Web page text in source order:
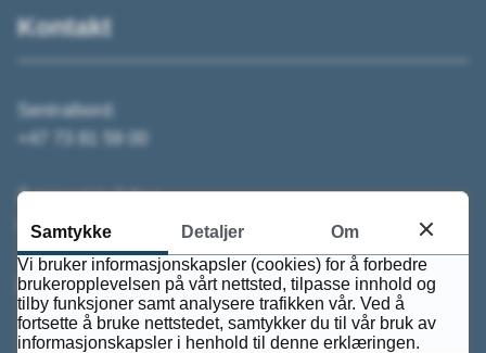
Kontakt
Sentralbord:
+47 73 81 59 00
Åpningstid rådhus
09:00 - 14:00
(Stengt i lunsjen fra kl. 11:00 - 12:00) fra 1.1.2026
Samtykke Detaljer
Om
Vi bruker informasjonskapsler (cookies) for å forbedre
brukeropplevelsen på vårt nettsted, tilpasse innhold og
tilby funksjoner samt analysere trafikken vår. Ved å
fortsette å bruke nettstedet, samtykker du til vår bruk av
informasjonskapsler i henhold til denne erklæringen.